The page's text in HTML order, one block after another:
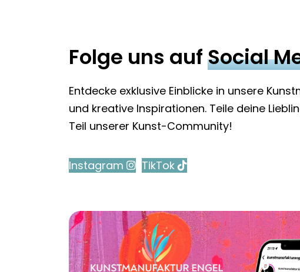
Folge uns aufSocial
Entdecke exklusive Einblicke in unsere
und kreative Inspirationen. Teile deine
Teil unserer Kunst-Community!
Instagram TikTok